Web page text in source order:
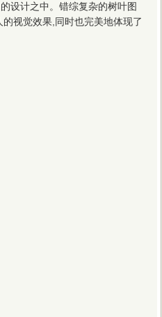
设计之中。错综复杂的树叶图
视觉效果,同时也完美地体现了